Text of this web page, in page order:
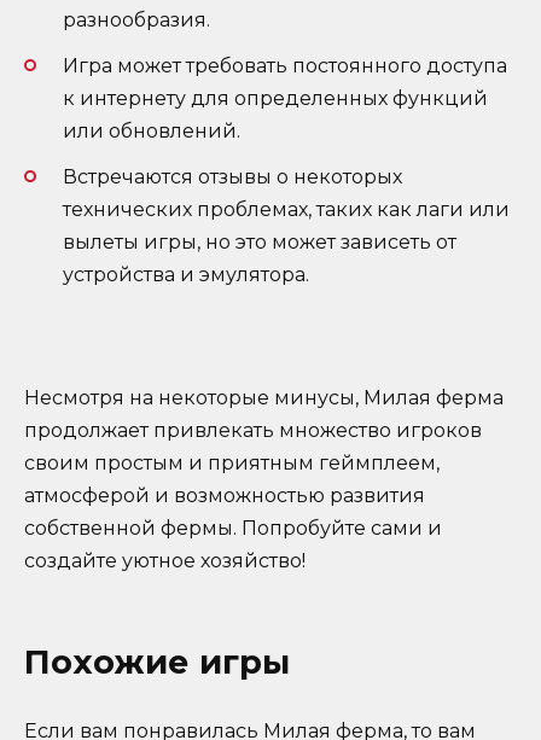
разнообразия.
Игра может требовать постоянного доступа
к интернету для определенных функций
или обновлений.
Встречаются отзывы о некоторых
технических проблемах, таких как лаги или
вылеты игры, но это может зависеть от
устройства и эмулятора.
Несмотря на некоторые минусы, Милая ферма
продолжает привлекать множество игроков
своим простым и приятным геймплеем,
атмосферой и возможностью развития
собственной фермы. Попробуйте сами и
создайте уютное хозяйство!
Похожие игры
Если вам понравилась Милая ферма, то вам